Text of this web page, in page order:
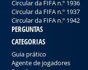
Circular da FIFA n.º 1936
Circular da FIFA n.º 1937
Circular da FIFA n.º 1942
PERGUNTAS
CATEGORIAS
Guia prático
Agente de jogadores